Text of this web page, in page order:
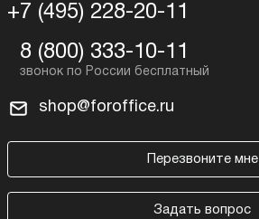
+7 (495) 228-20-11
8 (800) 333-10-11
shop@foroffice.ru
Перезвоните мне
Задать вопрос